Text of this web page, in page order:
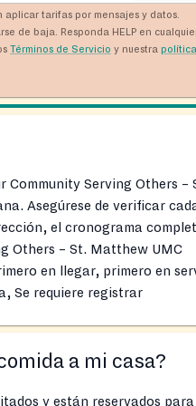
tarifas por mensajes y datos.
de baja. Responda HELP en
Términos de Servicio y nuestra
Community Serving Others –
Asegúrese de verificar
el cronograma
Others – St. Matthew UMC
en llegar, primero en
Se requiere registrar
a mi casa?
y están reservados para